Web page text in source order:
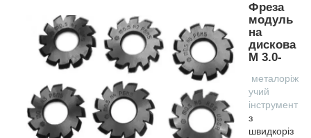
Фреза
модуль
на
дискова
М 3.0-
металоріж
учий
інструмент
з
швидкоріз